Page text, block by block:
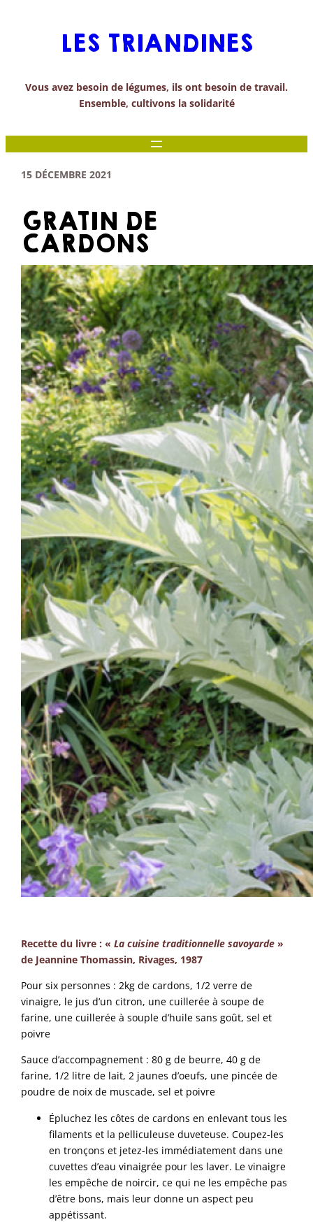
LES TRIANDINES
Vous avez besoin de légumes, ils ont besoin de travail.
Ensemble, cultivons la solidarité
15 DÉCEMBRE 2021
GRATIN DE
CARDONS
Recette du livre : «La cuisine traditionnelle savoyarde »
de Jeannine Thomassin, Rivages, 1987
Pour six personnes : 2kg de cardons, 1/2 verre de
vinaigre, le jus d’un citron, une cuillerée à soupe de
farine, une cuillerée à souple d’huile sans goût, sel et
poivre
Sauce d’accompagnement : 80 g de beurre, 40 g de
farine, 1/2 litre de lait, 2 jaunes d’oeufs, une pincée de
poudre de noix de muscade, sel et poivre
Épluchez les côtes de cardons en enlevant tous les
filaments et la pelliculeuse duveteuse. Coupez-les
en tronçons et jetez-les immédiatement dans une
cuvettes d’eau vinaigrée pour les laver. Le vinaigre
les empêche de noircir, ce qui ne les empêche pas
d’être bons, mais leur donne un aspect peu
appétissant.